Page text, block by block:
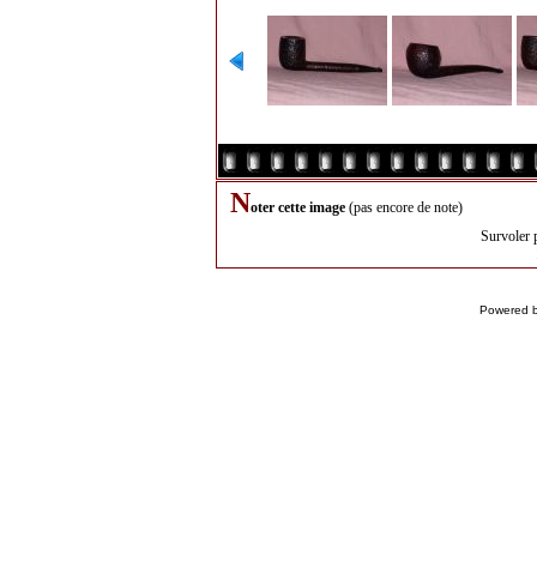
Noter cette image (pas encore de note)
Survoler
Powered